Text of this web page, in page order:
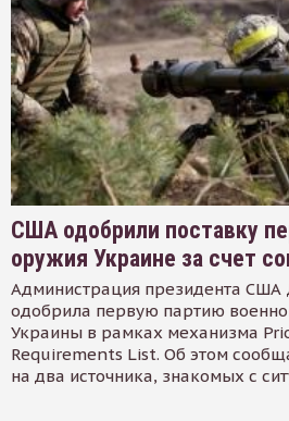
США одобрили поставку
оружия Украине за счет
Администрация президента
одобрила первую партию
Украины в рамках механизма
Requirements List. Об этом
на два источника, знакомых с